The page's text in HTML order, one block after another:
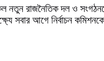
নতুন রাজনৈতিক দল ও
সবার আগে নির্বাচন